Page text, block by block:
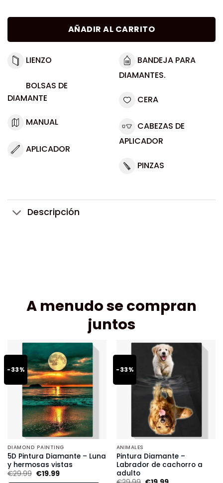
AÑADIR AL CARRITO
LIENZO
BOLSAS DE
DIAMANTE
MANUAL
APLICADOR
BANDEJA PARA
DIAMANTES.
CERA
CABEZAS DE
APLICADOR
PINZAS
Descripción
A menudo se compran
juntos
-33%
DIAMOND PAINTING
5D Pintura Diamante – Luna
y hermosas vistas
€29.99 €19.99
-33%
ANIMALES
Pintura Diamante –
Labrador de cachorro a
adulto